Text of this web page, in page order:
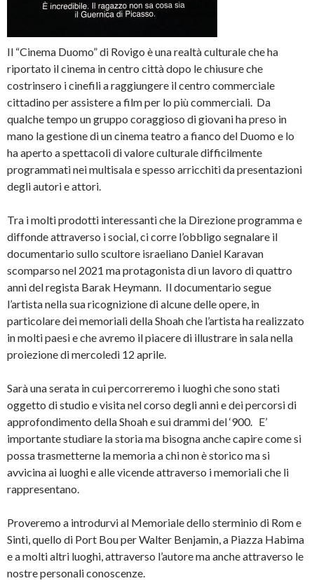
Il “Cinema Duomo” di Rovigo è una realtà culturale che ha
riportato il cinema in centro città dopo le chiusure che
costrinsero i cinefili a raggiungere il centro commerciale
cittadino per assistere a film per lo più commerciali. Da
qualche tempo un gruppo coraggioso di giovani ha preso in
mano la gestione di un cinema teatro a fianco del Duomo e lo
ha aperto a spettacoli di valore culturale difficilmente
programmati nei multisala e spesso arricchiti da presentazioni
degli autori e attori.
Tra i molti prodotti interessanti che la Direzione programma e
diffonde attraverso i social, ci corre l’obbligo segnalare il
documentario sullo scultore israeliano Daniel Karavan
scomparso nel 2021 ma protagonista di un lavoro di quattro
anni del regista Barak Heymann. Il documentario segue
l’artista nella sua ricognizione di alcune delle opere, in
particolare dei memoriali della Shoah che l’artista ha realizzato
in molti paesi e che avremo il piacere di illustrare in sala nella
proiezione di mercoledì 12 aprile.
Sarà una serata in cui percorreremo i luoghi che sono stati
oggetto di studio e visita nel corso degli anni e dei percorsi di
approfondimento della Shoah e sui drammi del ‘900. E’
importante studiare la storia ma bisogna anche capire come si
possa trasmetterne la memoria a chi non è storico ma si
avvicina ai luoghi e alle vicende attraverso i memoriali che li
rappresentano.
Proveremo a introdurvi al Memoriale dello sterminio di Rom e
Sinti, quello di Port Bou per Walter Benjamin, a Piazza Habima
e a molti altri luoghi, attraverso l’autore ma anche attraverso le
nostre personali conoscenze.